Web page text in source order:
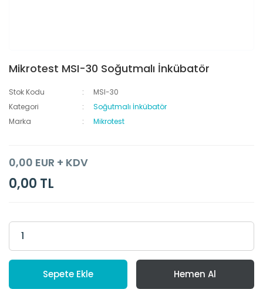
Mikrotest MSI-30 Soğutmalı İnkübatör
Stok Kodu
MSI-30
Kategori
Soğutmalı İnkübatör
Marka
Mikrotest
0,00 EUR + KDV
0,00 TL
Sepete Ekle Hemen Al